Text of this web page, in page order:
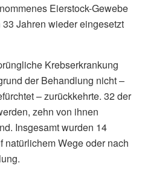
Eierstock-Gewebe
Jahren wieder eingesetzt
Krebserkrankung
der Behandlung nicht –
– zurückkehrte. 32 der
zehn von ihnen
Insgesamt wurden 14
natürlichem Wege oder nach